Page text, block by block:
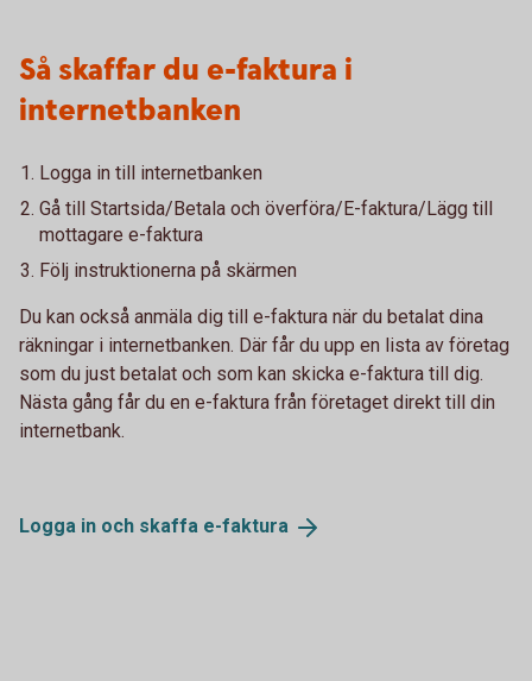
Så skaffar du e-faktura i
internetbanken
Logga in till internetbanken
Gå till Startsida/Betala och överföra/E-faktura/Lägg till
mottagare e-faktura
Följ instruktionerna på skärmen
Du kan också anmäla dig till e-faktura när du betalat dina
räkningar i internetbanken. Där får du upp en lista av företag
som du just betalat och som kan skicka e-faktura till dig.
Nästa gång får du en e-faktura från företaget direkt till din
internetbank.
Logga in och skaffa e-faktura